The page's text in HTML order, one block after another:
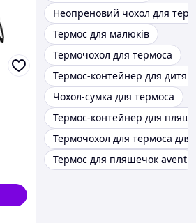
Неопреновий чохол для
Термос для малюків
Термочохол для термоса
Термос-контейнер для
Чохол-сумка для термоса
Термос-контейнер для
Термочохол для термоса для
Термос для пляшечок avent